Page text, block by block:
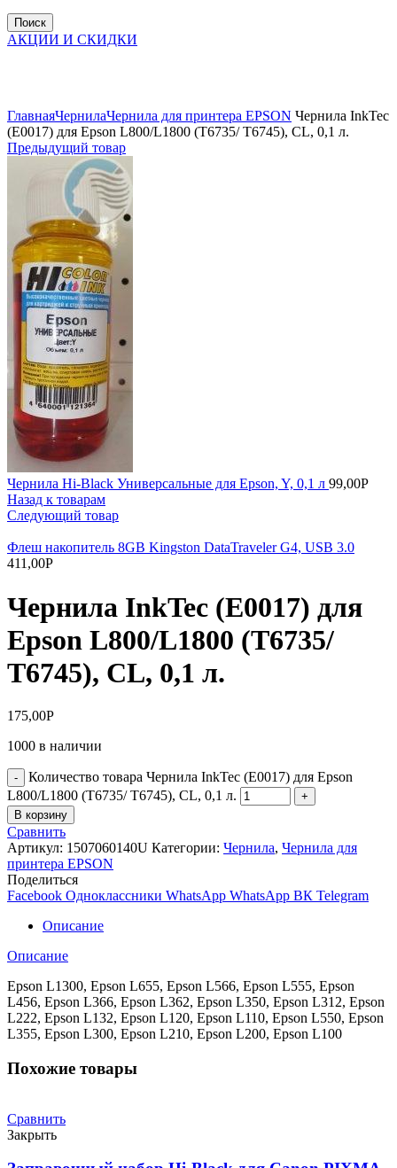
Поиск
АКЦИИ И СКИДКИ
ГлавнаяЧернилаЧернила для принтера EPSON Чернила InkTec
(E0017) для Epson L800/L1800 (T6735/ T6745), CL, 0,1 л.
Предыдущий товар
Чернила Hi-Black Универсальные для Epson, Y, 0,1 л 99,00Р
Назад к товарам
Следующий товар
Флеш накопитель 8GB Kingston DataTraveler G4, USB 3.0
411,00Р
Чернила InkTec (E0017) для
Epson L800/L1800 (T6735/
T6745), CL, 0,1 л.
175,00Р
1000 в наличии
Количество товара Чернила InkTec (E0017) для Epson
L800/L1800 (T6735/ T6745), CL, 0,1 л.
В корзину
Сравнить
Артикул: 1507060140U Категории: Чернила, Чернила для
принтера EPSON
Поделиться
Facebook Одноклассники WhatsApp WhatsApp ВК Telegram
Описание
Описание
Epson L1300, Epson L655, Epson L566, Epson L555, Epson
L456, Epson L366, Epson L362, Epson L350, Epson L312, Epson
L222, Epson L132, Epson L120, Epson L110, Epson L550, Epson
L355, Epson L300, Epson L210, Epson L200, Epson L100
Похожие товары
Сравнить
Закрыть